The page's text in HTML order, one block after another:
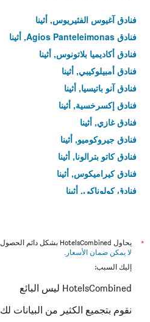
فنادق آغيوس الفثيريوس, أثينا
فنادق Agios Panteleimonas, أثينا
فنادق أكاديميا بلاتونوس, أثينا
فنادق أمبيلوكيبي, أثينا
فنادق آنو باتيسيا, أثينا
فنادق إكسرخسية, أثينا
فنادق غازي, أثينا
فنادق جيروكوميو, أثينا
فنادق كاتو بترالونا, أثينا
فنادق كيراميكوس, أثينا
فنادق كولوناكي, أثينا
فنادق Metaxourgio, أثينا
فنادق نابولي, أثينا
فنادق أومونيا, أثينا
فنادق باغراتي, أثينا
*
يحاول HotelsCombined بشكل دائم الحصول على الأسعار الدقيقة، ولكن
لا يمكن ضمان الأسعار .
إليك السبب:
HotelsCombined ليس البائع
نقوم بتجميع الكثير من البيانات لك